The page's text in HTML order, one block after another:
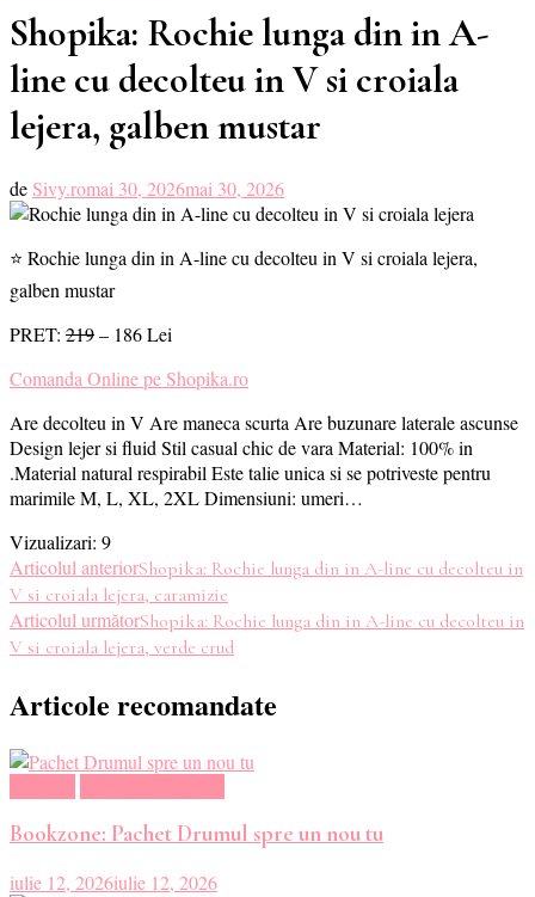
Shopika: Rochie lunga din in A-
line cu decolteu in V si croiala
lejera, galben mustar
de Sivy.romai 30, 2026mai 30, 2026
⭐ Rochie lunga din in A-line cu decolteu in V si croiala lejera,
galben mustar
PRET: 219– 186 Lei
Comanda Online pe Shopika.ro
Are decolteu in V Are maneca scurta Are buzunare laterale ascunse
Design lejer si fluid Stil casual chic de vara Material: 100% in
.Material natural respirabil Este talie unica si se potriveste pentru
marimile M, L, XL, 2XL Dimensiuni: umeri…
Vizualizari: 9
Navigare
în
articole
Articolul anteriorShopika: Rochie lunga din in A-line cu decolteu in
V si croiala lejera, caramizie
Articolul următorShopika: Rochie lunga din in A-line cu decolteu in
V si croiala lejera, verde crud
Articole recomandate
Bookzone: Pachet Drumul spre un nou tu
iulie 12, 2026iulie 12, 2026